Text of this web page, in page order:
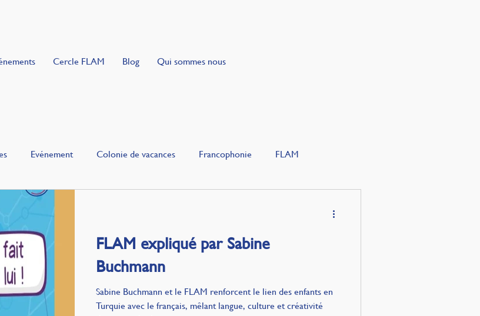
Cercle FLAM Blog Qui sommes nous
Evénement Colonie de vacances Francophonie FLAM
FLAM expliqué par Sabine
Buchmann
Sabine Buchmann et le FLAM renforcent le lien des enfants en
Turquie avec le français, mêlant langue, culture et créativité